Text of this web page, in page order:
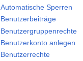
Automatische Sperren
Benutzerbeiträge
Benutzergruppenrechte
Benutzerkonto anlegen
Benutzerrechte